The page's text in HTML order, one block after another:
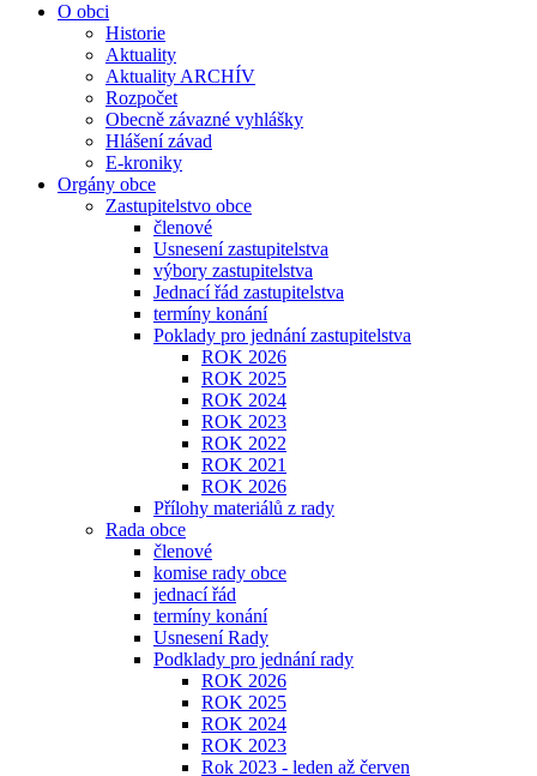
O obci
Historie
Aktuality
Aktuality ARCHÍV
Rozpočet
Obecně závazné vyhlášky
Hlášení závad
E-kroniky
Orgány obce
Zastupitelstvo obce
členové
Usnesení zastupitelstva
výbory zastupitelstva
Jednací řád zastupitelstva
termíny konání
Poklady pro jednání zastupitelstva
ROK 2026
ROK 2025
ROK 2024
ROK 2023
ROK 2022
ROK 2021
ROK 2026
Přílohy materiálů z rady
Rada obce
členové
komise rady obce
jednací řád
termíny konání
Usnesení Rady
Podklady pro jednání rady
ROK 2026
ROK 2025
ROK 2024
ROK 2023
Rok 2023 - leden až červen